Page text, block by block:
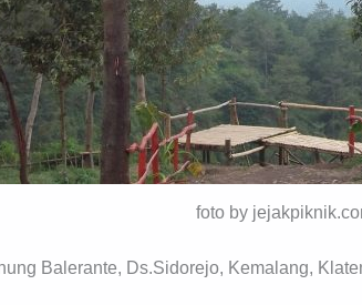
foto by
Balerante, Ds.Sidorejo, Kemalang,